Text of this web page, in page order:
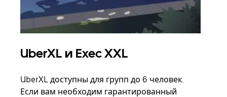
UberXL и Exec XXL
UberXL доступны для групп до 6 человек.
Если вам необходим гарантированный